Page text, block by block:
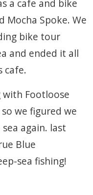
a cafe and bike
Mocha Spoke. We
bike tour
and ended it all
cafe.
with Footloose
we figured we
again. last
Blue
sea fishing!